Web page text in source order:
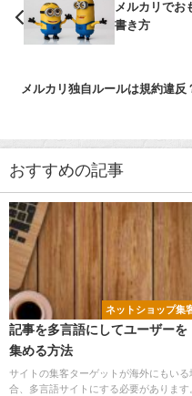
メルカリでお
書き方
メルカリ独自ルールは規約違反
おすすめの記事
ネットショップ集
記事を多言語にしてユーザーを
集める方法
サイトの集客ターゲットが海外にもいる
合、多言語サイトにする必要があります